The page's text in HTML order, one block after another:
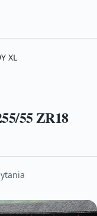
XL
55 ZR18